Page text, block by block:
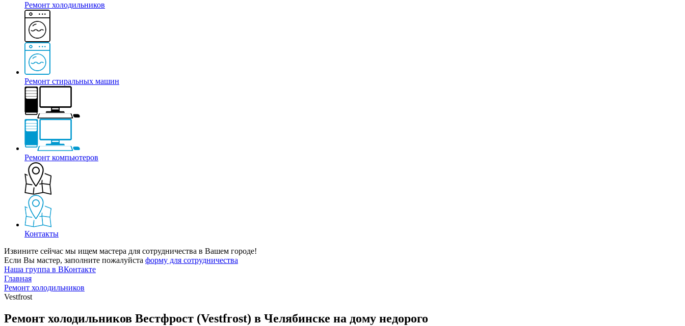
Ремонт холодильников
Ремонт стиральных машин
Ремонт компьютеров
Контакты
Извините сейчас мы ищем мастера для сотрудничества в Вашем городе!
Если Вы мастер, заполните пожалуйста форму для сотрудничества
Наша группа в ВКонтакте
Главная
Ремонт холодильников
Vestfrost
Ремонт холодильников Вестфрост (Vestfrost) в Челябинске на дому недорого